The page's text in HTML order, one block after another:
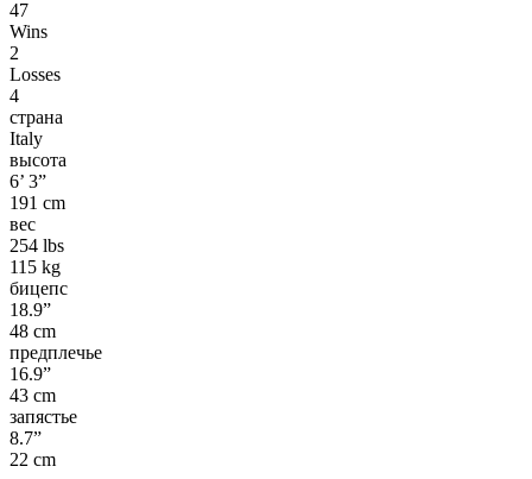
47
Wins
2
Losses
4
страна
Italy
высота
6’ 3”
191 cm
вес
254 lbs
115 kg
бицепс
18.9”
48 cm
предплечье
16.9”
43 cm
запястье
8.7”
22 cm